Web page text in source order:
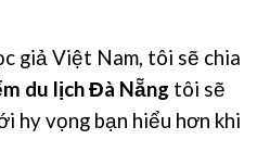
giả Việt Nam, tôi sẽ chia
du lịch Đà Nẵng tôi sẽ
hy vọng bạn hiểu hơn khi